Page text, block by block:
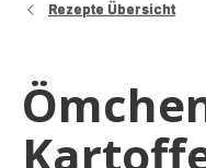
Rezepte Übersicht